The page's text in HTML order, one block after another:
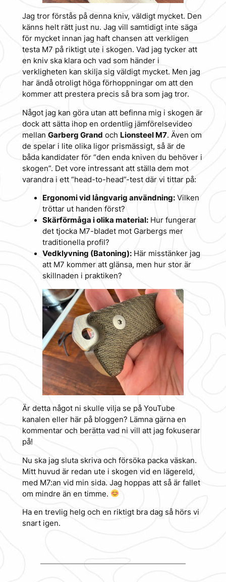
Jag tror förstås på denna kniv, väldigt mycket. Den
känns helt rätt just nu. Jag vill samtidigt inte säga
för mycket innan jag haft chansen att verkligen
testa M7 på riktigt ute i skogen. Vad jag tycker att
en kniv ska klara och vad som händer i
verkligheten kan skilja sig väldigt mycket. Men jag
har ändå otroligt höga förhoppningar om att den
kommer att prestera precis så bra som jag tror.
Något jag kan göra utan att befinna mig i skogen är
dock att sätta ihop en ordentlig jämförelsevideo
mellan Garberg Grand och Lionsteel M7. Även om
de spelar i lite olika ligor prismässigt, så är de
båda kandidater för “den enda kniven du behöver i
skogen”. Det vore intressant att ställa dem mot
varandra i ett “head-to-head”-test där vi tittar på:
Ergonomi vid långvarig användning:Vilken
tröttar ut handen först?
Skärförmåga i olika material:Hur fungerar
det tjocka M7-bladet mot Garbergs mer
traditionella profil?
Vedklyvning (Batoning):Här misstänker jag
att M7 kommer att glänsa, men hur stor är
skillnaden i praktiken?
Är detta något ni skulle vilja se på YouTube
kanalen eller här på bloggen? Lämna gärna en
kommentar och berätta vad ni vill att jag fokuserar
på!
Nu ska jag sluta skriva och försöka packa väskan.
Mitt huvud är redan ute i skogen vid en lägereld,
med M7:an vid min sida. Jag hoppas att så är fallet
om mindre än en timme.
Ha en trevlig helg och en riktigt bra dag så hörs vi
snart igen.